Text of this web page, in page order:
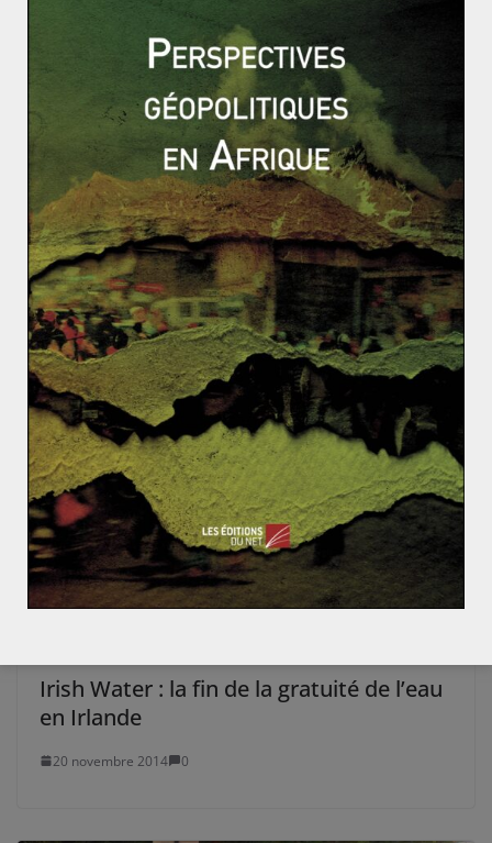
Par ailleurs, la diversification de son emploi, pour la
météorologie, internet, ou
encore les télécommunications pose la question d’une
pollution extra-atmosphérique. Sur 6 000 engins lancés
depuis 1957, 2 000 sont hors service. Ce phénomène
est amplifié par l’arrivée de nouveaux candidats au
statut de puissance spatiale, tel que l’Inde, l’Afrique du
sud, la Corée du nord, ou encore la Chine, désormais
3èmeaprès les EU et la Russie. Et la « conquête » ne
semble pas s’arrêter là. Cette dernière prévoit
notamment l’envoi de missions habitées sur la Lune
d’ici 2025, et sur Mars d’ici 2040.
Pays riches, pays pauvres : une hiérarchie en inadéq
uation avec les flux de capitaux ?
Les évolutions de la politique étrangère de l’Inde de
puis 1947
Irish Water : la fin de la gratuité de l’eau
en Irlande
20 novembre 2014 0